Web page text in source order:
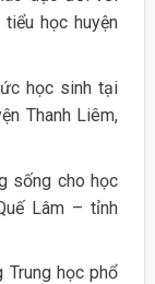
học huyện
học sinh tại
Thanh Liêm,
sống cho học
Lâm – tỉnh
Trung học phổ